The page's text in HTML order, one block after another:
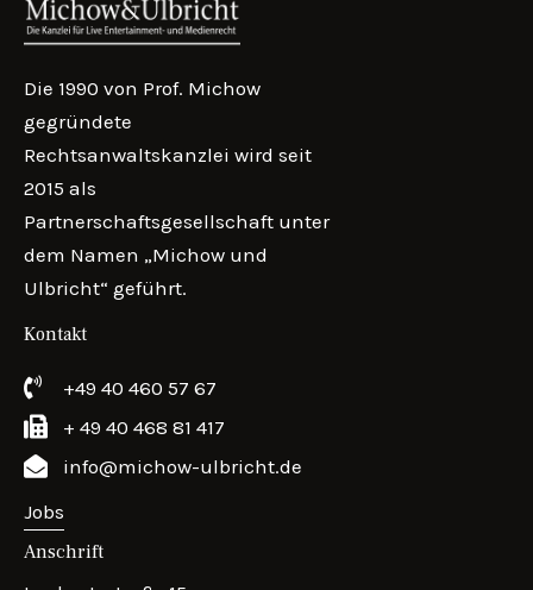
Die 1990 von Prof. Michow
gegründete
Rechtsanwaltskanzlei wird seit
2015 als
Partnerschaftsgesellschaft unter
dem Namen „Michow und
Ulbricht“ geführt.
Kontakt
+49 40 460 57 67
+ 49 40 468 81 417
info@michow-ulbricht.de
Jobs
Anschrift